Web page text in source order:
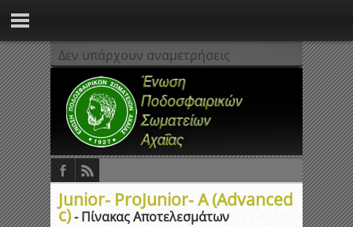
Δεν υπάρχουν αναμετρήσεις
Junior- ProJunior- Α (Advanced
c)- Πίνακας Αποτελεσμάτων